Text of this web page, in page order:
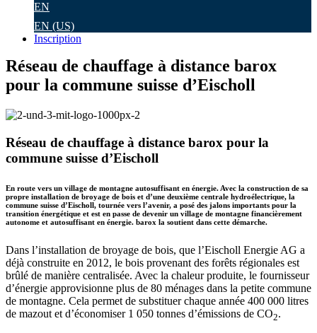
EN
EN (US)
Inscription
Réseau de chauffage à distance barox
pour la commune suisse d’Eischoll
Réseau de chauffage à distance barox pour la
commune suisse d’Eischoll
En route vers un village de montagne autosuffisant en énergie. Avec la construction de sa
propre installation de broyage de bois et d’une deuxième centrale hydroélectrique, la
commune suisse d’Eischoll, tournée vers l’avenir, a posé des jalons importants pour la
transition énergétique et est en passe de devenir un village de montagne financièrement
autonome et autosuffisant en énergie. barox la soutient dans cette démarche.
Dans l’installation de broyage de bois, que l’Eischoll Energie AG a
déjà construite en 2012, le bois provenant des forêts régionales est
brûlé de manière centralisée. Avec la chaleur produite, le fournisseur
d’énergie approvisionne plus de 80 ménages dans la petite commune
de montagne. Cela permet de substituer chaque année 400 000 litres
de mazout et d’économiser 1 050 tonnes d’émissions de CO2.